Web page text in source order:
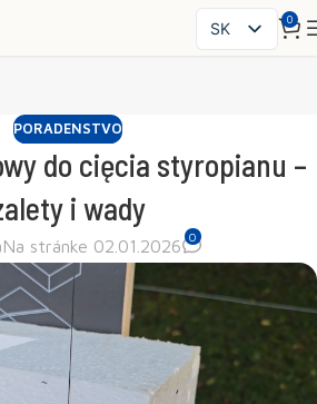
SK
FR
RO
0
PORADENSTVO
do cięcia styropianu –
i wady
Na stránke 02.01.2026 0